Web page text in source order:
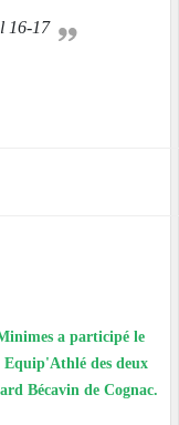
16-17
a participé le
Equip'Athlé des deux
Bécavin de Cognac.